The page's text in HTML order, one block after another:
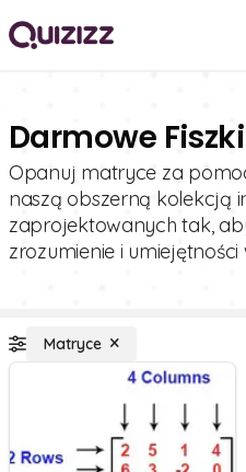
Darmowe
Opanuj matryce za
naszą obszerną kolekcją
zaprojektowanych tak,
zrozumienie i
Matryce